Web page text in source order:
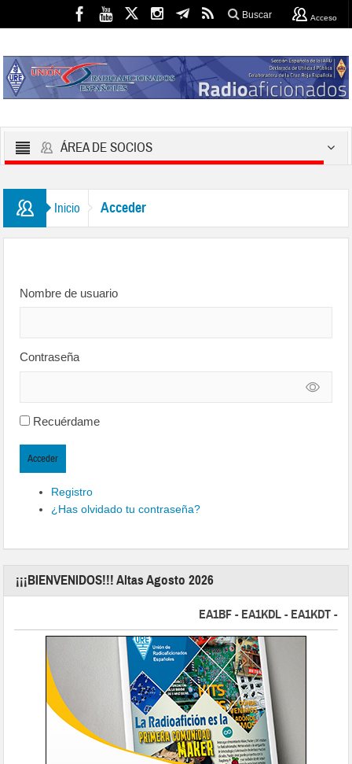
Buscar Acceso
ÁREA DE SOCIOS
Inicio Acceder
Nombre de usuario
Contraseña
Recuérdame
Acceder
Registro
¿Has olvidado tu contraseña?
¡¡¡BIENVENIDOS!!! Altas Agosto 2026
EA1BF - EA1KDL - EA1KDT -